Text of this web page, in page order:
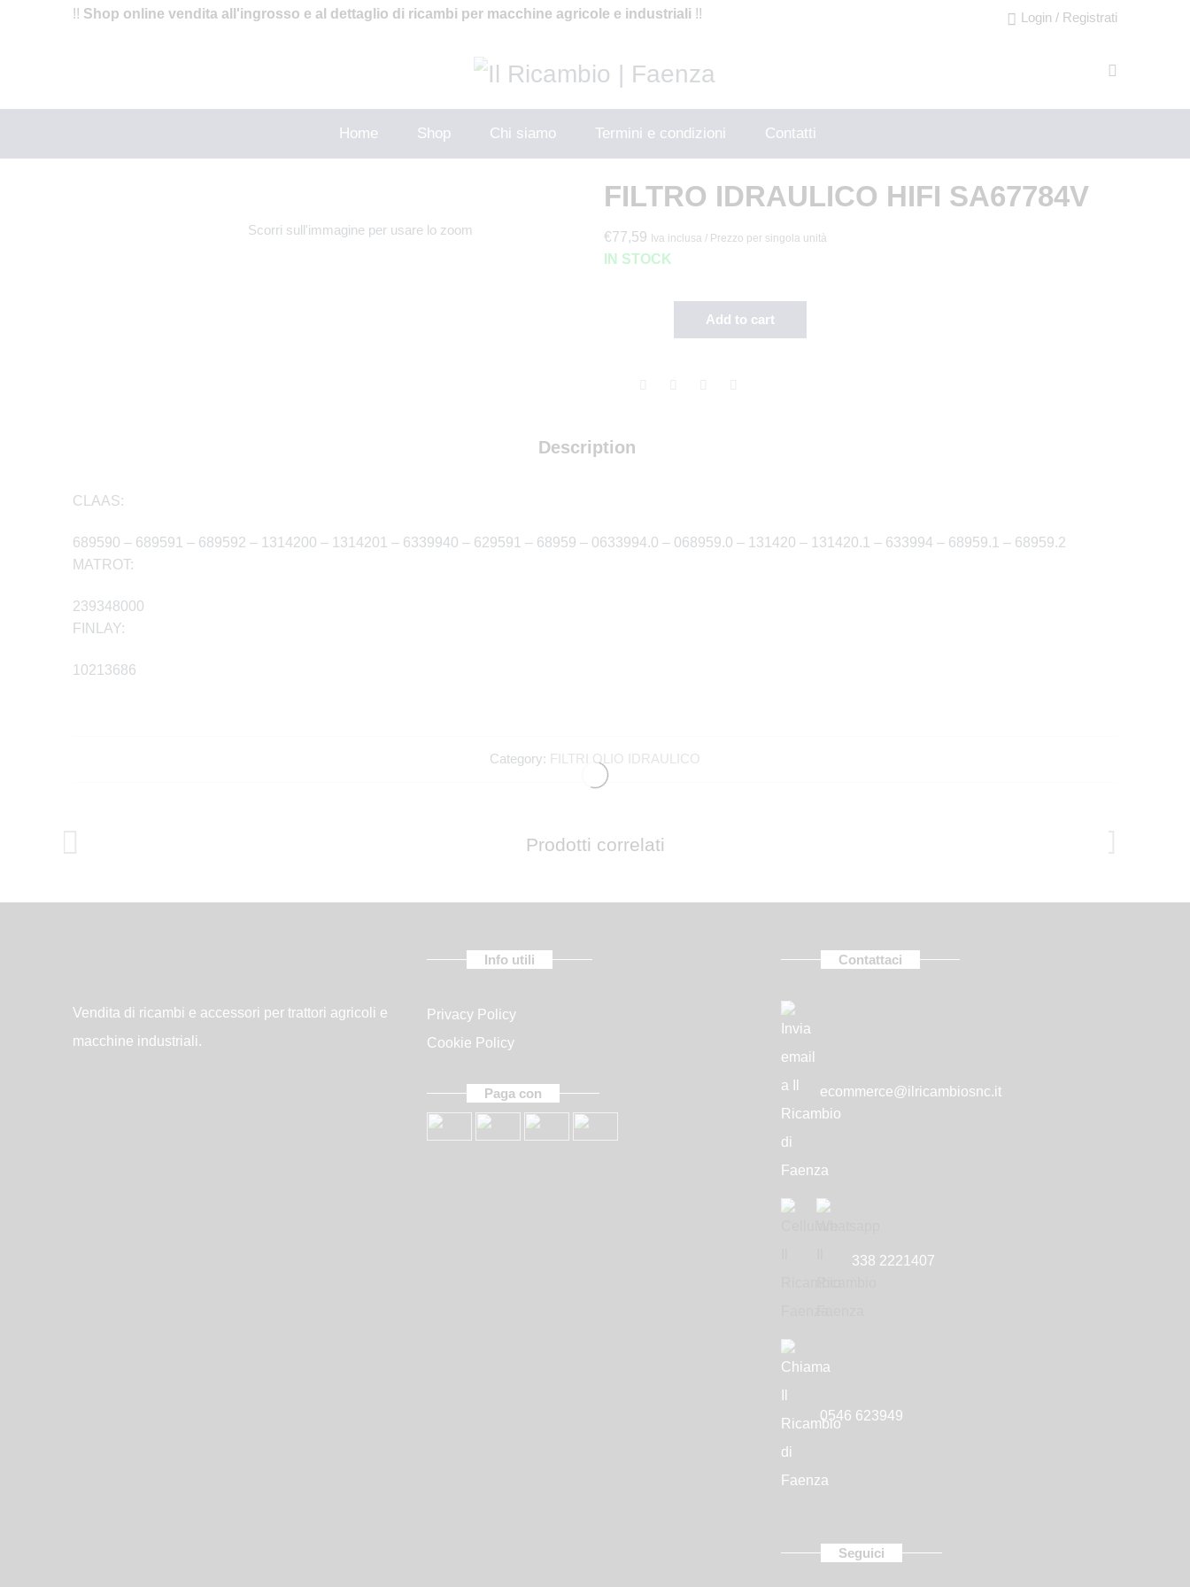
!! Shop online vendita all'ingrosso e al dettaglio di ricambi per macchine agricole e industriali !! Login / Registrati
Home Shop Chi siamo Termini e condizioni Contatti
Scorri sull'immagine per usare lo zoom
FILTRO IDRAULICO HIFI SA67784V
€77,59 Iva inclusa / Prezzo per singola unità
IN STOCK
Add to cart
Description
CLAAS:
689590 – 689591 – 689592 – 1314200 – 1314201 – 6339940 – 629591 – 68959 – 0633994.0 – 068959.0 – 131420 – 131420.1 – 633994 – 68959.1 – 68959.2
MATROT:
239348000
FINLAY:
10213686
Category: FILTRI OLIO IDRAULICO
Prodotti correlati
Vendita di ricambi e accessori per trattori agricoli e
macchine industriali.
Info utili
Privacy Policy
Cookie Policy
Paga con
Contattaci
ecommerce@ilricambiosnc.it
338 2221407
0546 623949
Seguici